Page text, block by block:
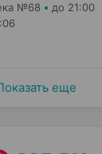
№68 до 21:00
еще